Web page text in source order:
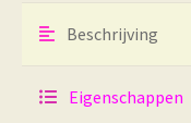
Beschrijving
Eigenschappen